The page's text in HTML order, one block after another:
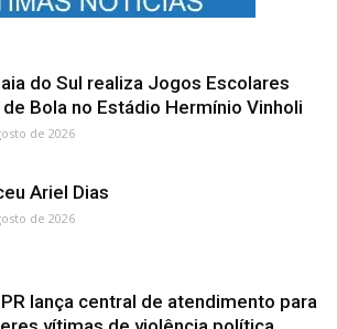
do Sul realiza Jogos Escolares
Bola no Estádio Hermínio Vinholi
de 2026
Ariel Dias
de 2026
PR lança central de atendimento para